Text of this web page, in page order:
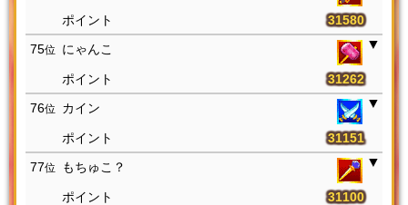
31580
75位 にゃんこ
31262
76位 カイン
31151
77位 もちゅこ？
31100